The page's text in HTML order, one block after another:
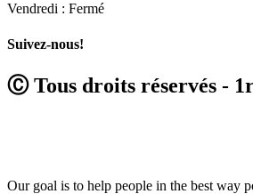
Vendredi : Fermé
Suivez-nous!
Ⓒ Tous droits réservés -
Our goal is to help people in the best way